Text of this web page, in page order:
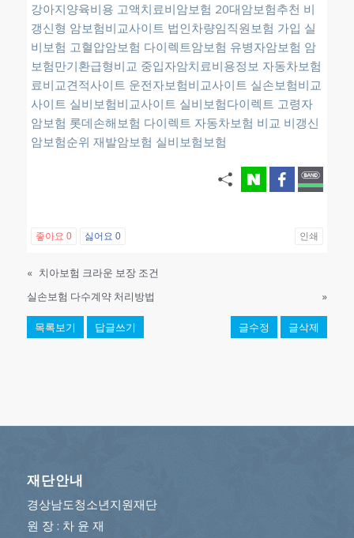
강아지양육비용 고액치료비암보험 20대암보험추천 비
갱신형 암보험비교사이트 법인차량임직원보험 가입 실
비보험 고혈압암보험 다이렉트암보험 유병자암보험 암
보험만기환급형비교 중입자암치료비용정보 자동차보험
료비교견적사이트 운전자보험비교사이트 실손보험비교
사이트 실비보험비교사이트 실비보험다이렉트 고령자
암보험 롯데손해보험 다이렉트 자동차보험 비교 비갱신
암보험순위 재발암보험 실비보험보험
좋아요 0 싫어요 0 인쇄
« 치아보험 크라운 보장 조건
실손보험 다수계약 처리방법
»
목록보기 답글쓰기 글수정 글삭제
재단안내
경상남도청소년지원재단
원 장 : 차 윤 재